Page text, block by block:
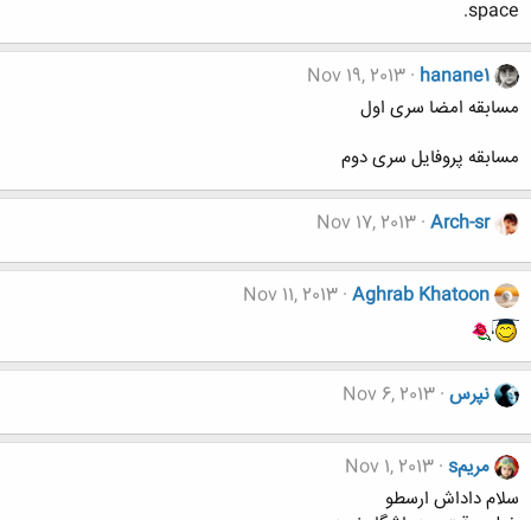
space.
hanane1
Nov 19, 2013
مسابقه امضا سری اول
مسابقه پروفایل سری دوم
Arch-sr
Nov 17, 2013
Aghrab Khatoon
Nov 11, 2013
نپرس Nov 6, 2013
مریمs
Nov 1, 2013
سلام داداش ارسطو